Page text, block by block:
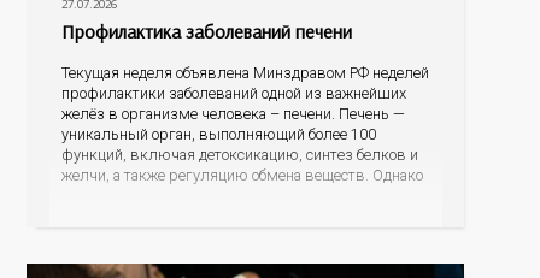
27.07.2026
Профилактика заболеваний печени
Текущая неделя объявлена Минздравом РФ неделей
профилактики заболеваний одной из важнейших
желёз в организме человека – печени. Печень —
уникальный орган, выполняющий более 100
функций, включая детоксикацию, синтез белков и
желчи, а также регуляцию обмена веществ. Однако